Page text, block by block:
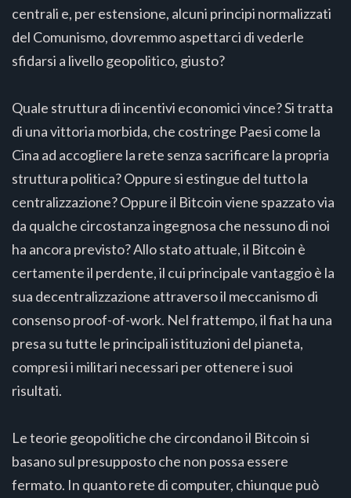
centrali e, per estensione, alcuni principi normalizzati
del Comunismo, dovremmo aspettarci di vederle
sfidarsi a livello geopolitico, giusto?
Quale struttura di incentivi economici vince? Si tratta
di una vittoria morbida, che costringe Paesi come la
Cina ad accogliere la rete senza sacrificare la propria
struttura politica? Oppure si estingue del tutto la
centralizzazione? Oppure il Bitcoin viene spazzato via
da qualche circostanza ingegnosa che nessuno di noi
ha ancora previsto? Allo stato attuale, il Bitcoin è
certamente il perdente, il cui principale vantaggio è la
sua decentralizzazione attraverso il meccanismo di
consenso proof-of-work. Nel frattempo, il fiat ha una
presa su tutte le principali istituzioni del pianeta,
compresi i militari necessari per ottenere i suoi
risultati.
Le teorie geopolitiche che circondano il Bitcoin si
basano sul presupposto che non possa essere
fermato. In quanto rete di computer, chiunque può